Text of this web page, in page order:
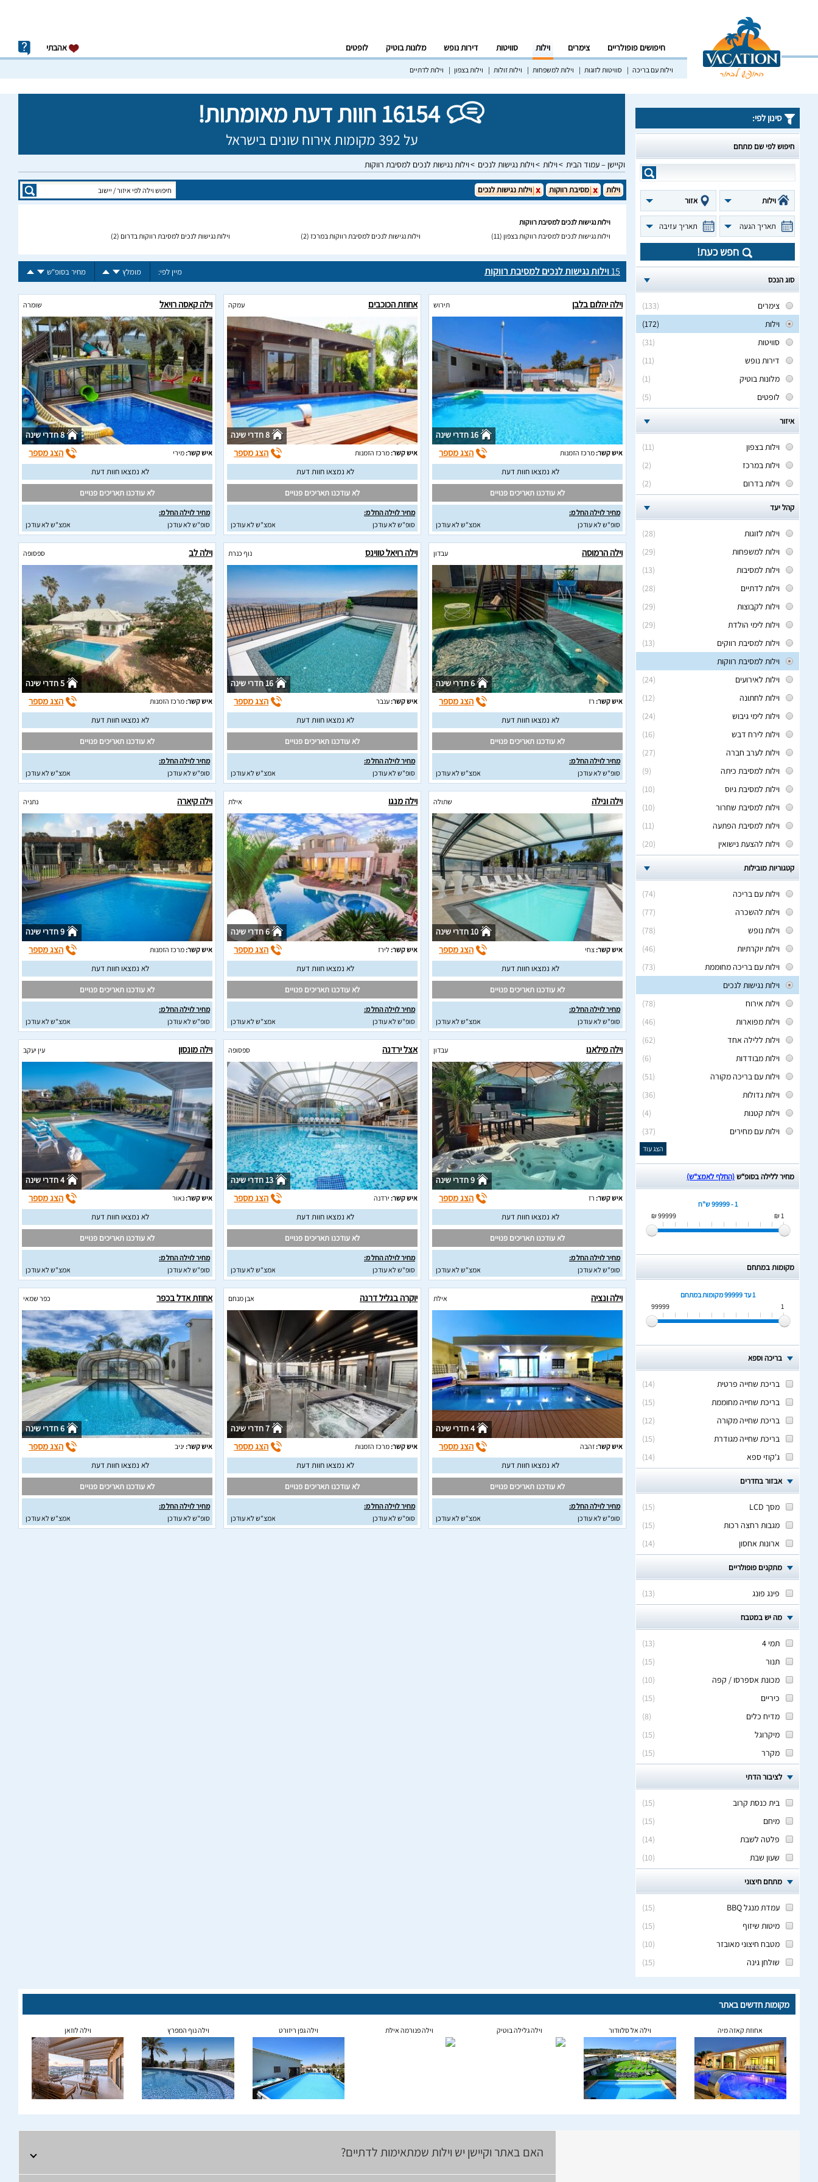
חיפושים פופולריים צימרים וילות סוויטות דירות נופש מלונות בוטיק לופטים אהבתי
וילות עם בריכה סוויטות לזוגות וילות למשפחות וילות זולות וילות בצפון וילות לדתיים
16154 חוות דעת מאומתות!
על 392 מקומות אירוח שונים בישראל
וקיישן – עמוד הבית וילות וילות נגישות לנכים וילות נגישות לנכים למסיבת רווקות
סינון לפי:
חיפוש לפי שם מתחם
וילות אזור
תאריך הגעה תאריך עזיבה
חפש כעת!
סוג הנכס
(133)
צימרים
(172)
וילות
(31)
סוויטות
(11)
דירות נופש
(1)
מלונות בוטיק
(5)
לופטים
איזור
(11)
וילות בצפון
(2)
וילות במרכז
(2)
וילות בדרום
קהל יעד
(28)
וילות לזוגות
(29)
וילות למשפחות
(13)
וילות למסיבות
(28)
וילות לדתיים
(29)
וילות לקבוצות
(29)
וילות לימי הולדת
(13)
וילות למסיבת רווקים
וילות למסיבת רווקות
(24)
וילות לאירועים
(12)
וילות לחתונה
(24)
וילות לימי גיבוש
(16)
וילות לירח דבש
(27)
וילות לערב חברה
(9)
וילות למסיבת כיתה
(10)
וילות למסיבת גיוס
(10)
וילות למסיבת שחרור
(11)
וילות למסיבת הפתעה
(20)
וילות להצעת נישואין
קטגוריות מובילות
(74)
וילות עם בריכה
(77)
וילות להשכרה
(78)
וילות נופש
(46)
וילות יוקרתיות
(73)
וילות עם בריכה מחוממת
וילות נגישות לנכים
(78)
וילות אירוח
(46)
וילות מפוארות
(62)
וילות ללילה אחד
(6)
וילות מבודדות
(51)
וילות עם בריכה מקורה
(36)
וילות גדולות
(4)
וילות קטנות
(37)
וילות עם מחירים
הצג עוד
מחיר ללילה בסופ“ש(החלף לאמצ“ש)
1 - 99999 ש"ח
1 ₪
99999 ₪
מקומות במתחם
1 עד 99999
מקומות במתחם
1
99999
בריכה וספא
(
14
)
בריכת שחייה פרטית
(
15
)
בריכת שחייה מחוממת
(
12
)
בריכת שחייה מקורה
(
15
)
בריכת שחייה מגודרת
(
14
) ג'קוזי ספא
אבזור בחדרים
(
15
)
מסך LCD
(
15
)
מגבות רחצה רכות
(
14
) ארונות אחסון
מתקנים פופולריים
(
13
) פינג פונג
מה יש במטבח
(
13
)
תמי 4
(
15
)
תנור
(
10
)
מכונת אספרסו / קפה
(
15
)
כיריים
(
8
)
מדיח כלים
(
15
)
מיקרוגל
(
15
) מקרר
לציבור הדתי
(
15
)
בית כנסת קרוב
(
15
)
מיחם
(
14
)
פלטה לשבת
(
10
) שעון שבת
מתחם חיצוני
(
15
)
עמדת מנגל BBQ
(
15
)
מיטות שיזוף
(
10
)
מטבח חיצוני מאובזר
(
15
) שולחן גינה
וילות מסיבת רווקות וילות נגישות לנכים
וילות נגישות לנכים למסיבת רווקות
וילות נגישות לנכים למסיבת רווקות בצפון (11) וילות נגישות לנכים למסיבת רווקות במרכז (2) וילות נגישות לנכים למסיבת רווקות בדרום (2)
15וילות נגישות לנכים למסיבת רווקות מיין לפי: מומלץ מחיר בסופ"ש
וילה יהלום בלבן תירוש
16 חדרי שינה
איש קשר:מרכז הזמנות הצג מספר
לא נמצאו חוות דעת
לא עודכנו תאריכים פנויים
מחיר לוילה החל מ:
סופ"ש לא עודכן
אמצ"ש לא עודכן
אחוזת הכוכבים עמקה
8 חדרי שינה
איש קשר:מרכז הזמנות הצג מספר
לא נמצאו חוות דעת
לא עודכנו תאריכים פנויים
מחיר לוילה החל מ:
סופ"ש לא עודכן
אמצ"ש לא עודכן
וילה קאסה רויאל שומרה
8 חדרי שינה
איש קשר:מירי הצג מספר
לא נמצאו חוות דעת
לא עודכנו תאריכים פנויים
מחיר לוילה החל מ:
סופ"ש לא עודכן
אמצ"ש לא עודכן
וילה הרמוסה עבדון
6 חדרי שינה
איש קשר: רז הצג מספר
לא נמצאו חוות דעת
לא עודכנו תאריכים פנויים
מחיר לוילה החל מ:
סופ"ש לא עודכן
אמצ"ש לא עודכן
וילה רויאל טווינס נוף כנרת
16 חדרי שינה
איש קשר:ענבר הצג מספר
לא נמצאו חוות דעת
לא עודכנו תאריכים פנויים
מחיר לוילה החל מ:
סופ"ש לא עודכן
אמצ"ש לא עודכן
וילה לב ספסופה
5 חדרי שינה
איש קשר:מרכז הזמנות הצג מספר
לא נמצאו חוות דעת
לא עודכנו תאריכים פנויים
מחיר לוילה החל מ:
סופ"ש לא עודכן
אמצ"ש לא עודכן
וילה ונילה שתולה
10 חדרי שינה
איש קשר:צחי הצג מספר
לא נמצאו חוות דעת
לא עודכנו תאריכים פנויים
מחיר לוילה החל מ:
סופ"ש לא עודכן
אמצ"ש לא עודכן
וילה מנגו אילת
6 חדרי שינה
איש קשר:לירז הצג מספר
לא נמצאו חוות דעת
לא עודכנו תאריכים פנויים
מחיר לוילה החל מ:
סופ"ש לא עודכן
אמצ"ש לא עודכן
וילה קיארה נתניה
9 חדרי שינה
איש קשר:מרכז הזמנות הצג מספר
לא נמצאו חוות דעת
לא עודכנו תאריכים פנויים
מחיר לוילה החל מ:
סופ"ש לא עודכן
אמצ"ש לא עודכן
וילה מילאנו עבדון
9 חדרי שינה
איש קשר: רז הצג מספר
לא נמצאו חוות דעת
לא עודכנו תאריכים פנויים
מחיר לוילה החל מ:
סופ"ש לא עודכן
אמצ"ש לא עודכן
אצל ירדנה ספסופה
13 חדרי שינה
איש קשר: ירדנה הצג מספר
לא נמצאו חוות דעת
לא עודכנו תאריכים פנויים
מחיר לוילה החל מ:
סופ"ש לא עודכן
אמצ"ש לא עודכן
וילה מונסון עין יעקב
4 חדרי שינה
איש קשר:נאור הצג מספר
לא נמצאו חוות דעת
לא עודכנו תאריכים פנויים
מחיר לוילה החל מ:
סופ"ש לא עודכן
אמצ"ש לא עודכן
וילה ונציה אילת
4 חדרי שינה
איש קשר:זהבה הצג מספר
לא נמצאו חוות דעת
לא עודכנו תאריכים פנויים
מחיר לוילה החל מ:
סופ"ש לא עודכן
אמצ"ש לא עודכן
יוקרה בגליל דרנה אבן מנחם
7 חדרי שינה
איש קשר:מרכז הזמנות הצג מספר
לא נמצאו חוות דעת
לא עודכנו תאריכים פנויים
מחיר לוילה החל מ:
סופ"ש לא עודכן
אמצ"ש לא עודכן
אחוזת אדל בכפר כפר שמאי
6 חדרי שינה
איש קשר: יניב הצג מספר
לא נמצאו חוות דעת
לא עודכנו תאריכים פנויים
מחיר לוילה החל מ:
סופ"ש לא עודכן
אמצ"ש לא עודכן
מקומות חדשים באתר
אחוזת קאזה מיה וילה אל סלוודור וילה גלילה בוטיק וילה פנורמה אילת וילה גפן ריזורט וילה נוף המפרץ וילה לוזאן
האם באתר וקיישן יש וילות שמתאימות לדתיים?